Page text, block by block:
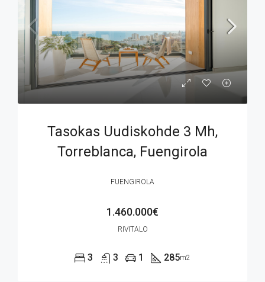
Tasokas Uudiskohde 3 Mh,
Torreblanca, Fuengirola
FUENGIROLA
1.460.000€
RIVITALO
3 3 1 285m2